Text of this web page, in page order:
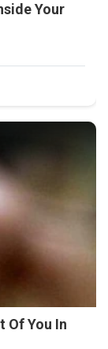
Your
Of You In